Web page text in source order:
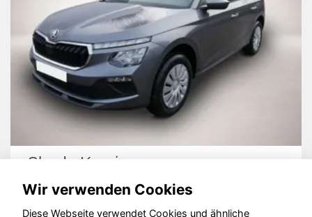
Skoda Kamiq
Wir verwenden Cookies
Diese Webseite verwendet Cookies und ähnliche